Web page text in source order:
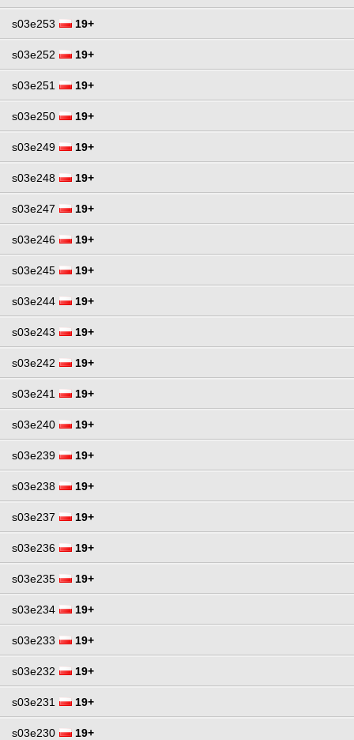
s03e253 19+
s03e252 19+
s03e251 19+
s03e250 19+
s03e249 19+
s03e248 19+
s03e247 19+
s03e246 19+
s03e245 19+
s03e244 19+
s03e243 19+
s03e242 19+
s03e241 19+
s03e240 19+
s03e239 19+
s03e238 19+
s03e237 19+
s03e236 19+
s03e235 19+
s03e234 19+
s03e233 19+
s03e232 19+
s03e231 19+
s03e230 19+